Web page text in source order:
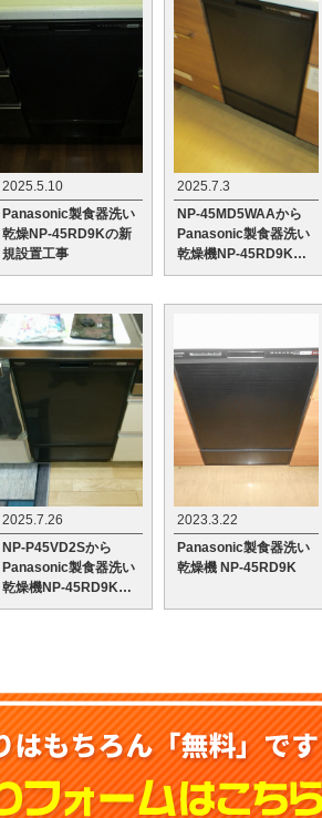
2025.5.10
Panasonic製食器洗い
乾燥NP-45RD9Kの新
規設置工事
2025.7.3
NP-45MD5WAAから
Panasonic製食器洗い
乾燥機NP-45RD9Kへ
の交換工事
2025.7.26
NP-P45VD2Sから
Panasonic製食器洗い
乾燥機NP-45RD9Kへ
の交換工事
2023.3.22
Panasonic製食器洗い
乾燥機 NP-45RD9K